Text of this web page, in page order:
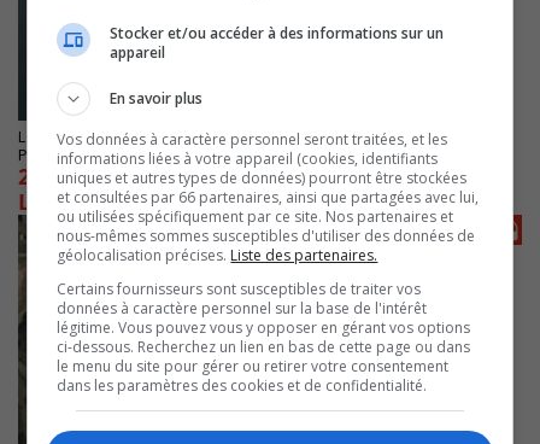
LONGUEUIL
Publié le 16 septembre 2025 à 13h19
20% de logements à but non lucratif pour
Longueuil
Stocker et/ou accéder à des informations sur un
appareil
En savoir plus
Vos données à caractère personnel seront traitées, et les
informations liées à votre appareil (cookies, identifiants
uniques et autres types de données) pourront être stockées
et consultées par 66 partenaires, ainsi que partagées avec lui,
ou utilisées spécifiquement par ce site. Nos partenaires et
nous-mêmes sommes susceptibles d'utiliser des données de
géolocalisation précises. Liste des partenaires.
Certains fournisseurs sont susceptibles de traiter vos
données à caractère personnel sur la base de l'intérêt
légitime. Vous pouvez vous y opposer en gérant vos options
ci-dessous. Recherchez un lien en bas de cette page ou dans
le menu du site pour gérer ou retirer votre consentement
dans les paramètres des cookies et de confidentialité.